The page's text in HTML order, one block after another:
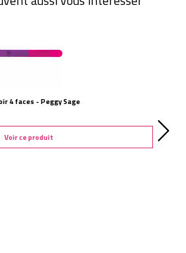
4 faces - Peggy Sage
Voir ce produit